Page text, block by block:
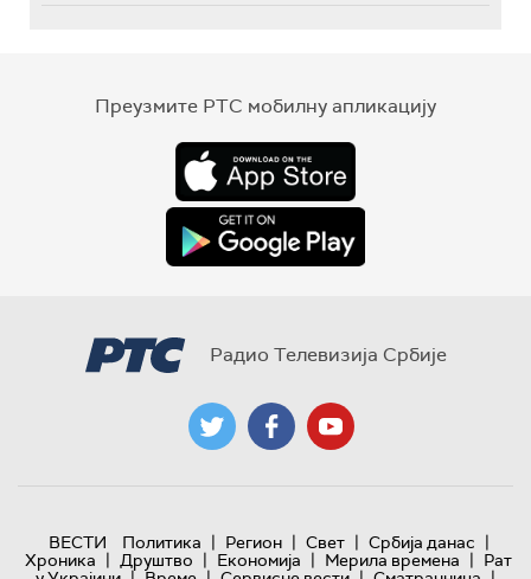
Преузмите РТС мобилну апликацију
Радио Телевизија Србије
ВЕСТИ Политика | Регион | Свет | Србија данас |
Хроника | Друштво | Економија | Мерила времена | Рат